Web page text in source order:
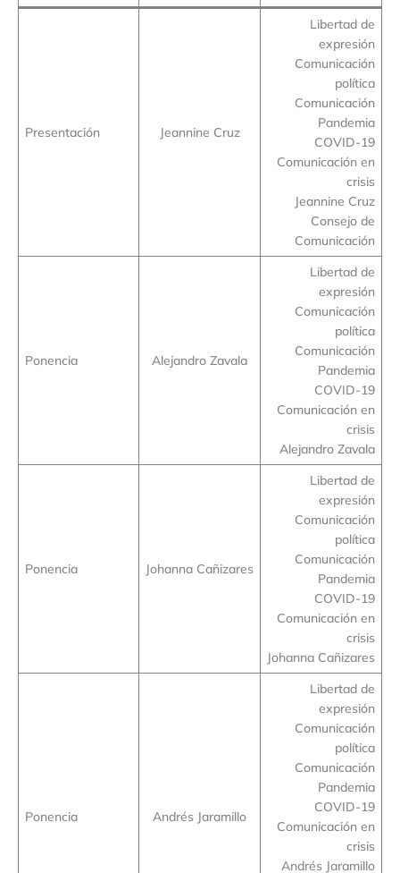
Presentación Jeannine Cruz
Libertad de
expresión
Comunicación
política
Comunicación
Pandemia
COVID-19
Comunicación en
crisis
Jeannine Cruz
Consejo de
Comunicación
Ponencia Alejandro Zavala
Libertad de
expresión
Comunicación
política
Comunicación
Pandemia
COVID-19
Comunicación en
crisis
Alejandro Zavala
Ponencia Johanna Cañizares
Libertad de
expresión
Comunicación
política
Comunicación
Pandemia
COVID-19
Comunicación en
crisis
Johanna Cañizares
Ponencia Andrés Jaramillo
Libertad de
expresión
Comunicación
política
Comunicación
Pandemia
COVID-19
Comunicación en
crisis
Andrés Jaramillo